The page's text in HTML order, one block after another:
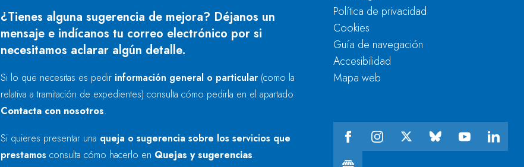
¿Tienes alguna sugerencia de mejora? Déjanos un
mensaje e indícanos tu correo electrónico por si
necesitamos aclarar algún detalle.
Si lo que necesitas es pedir información general o particular (como la
relativa a tramitación de expedientes) consulta cómo pedirla en el apartado
Contacta con nosotros.
Si quieres presentar una queja o sugerencia sobre los servicios que
prestamos consulta cómo hacerlo en Quejas y sugerencias.
Política de privacidad
Cookies
Guía de navegación
Accesibilidad
Mapa web